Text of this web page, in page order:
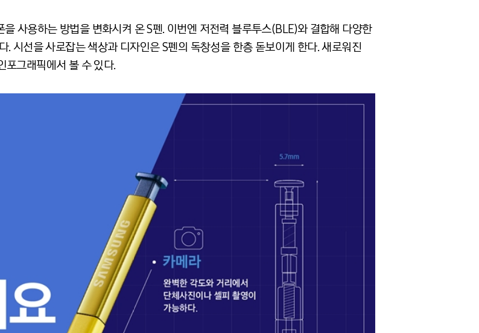
사용하는 방법을 변화시켜 온 S펜. 이번엔 저전력 블루투스(BLE)와 결합해 다양한
시선을 사로잡는 색상과 디자인은 S펜의 독창성을 한층 돋보이게 한다. 새로워진
포그래픽에서 볼 수 있다.